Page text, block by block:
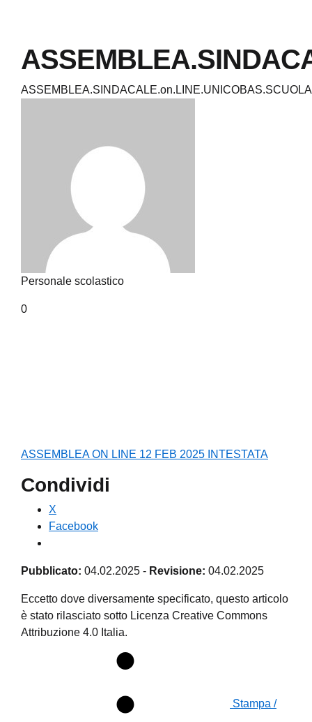
Personale scolastico
0
ASSEMBLEA ON LINE 12 FEB 2025 INTESTATA
Condividi
X
Facebook
Pubblicato: 04.02.2025 - Revisione: 04.02.2025
Eccetto dove diversamente specificato, questo articolo
è stato rilasciato sotto Licenza Creative Commons
Attribuzione 4.0 Italia.
Stampa /